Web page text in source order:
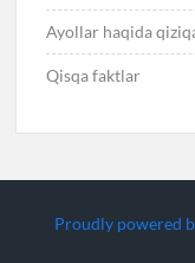
Ayollar haqida
Qisqa faktlar
Proudly powered